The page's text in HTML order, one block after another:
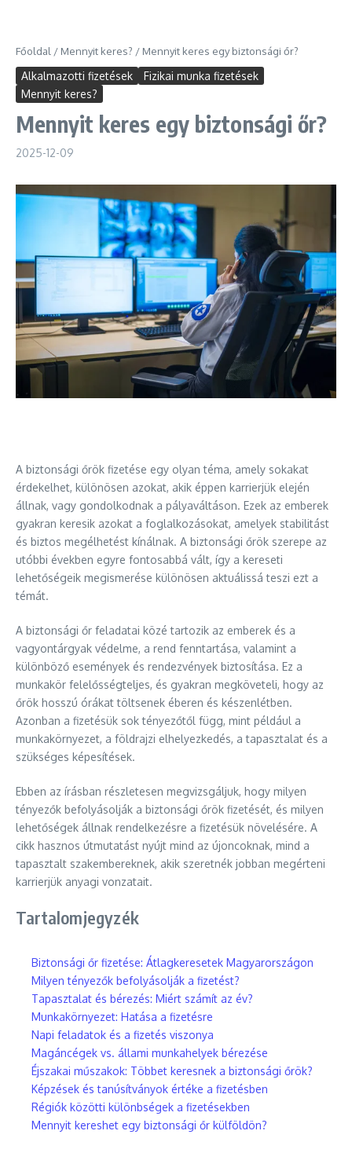
Főoldal / Mennyit keres? / Mennyit keres egy biztonsági őr?
Alkalmazotti fizetések
Fizikai munka fizetések
Mennyit keres?
Mennyit keres egy biztonsági őr?
2025-12-09
A biztonsági őrök fizetése egy olyan téma, amely sokakat
érdekelhet, különösen azokat, akik éppen karrierjük elején
állnak, vagy gondolkodnak a pályaváltáson. Ezek az emberek
gyakran keresik azokat a foglalkozásokat, amelyek stabilitást
és biztos megélhetést kínálnak. A biztonsági őrök szerepe az
utóbbi években egyre fontosabbá vált, így a kereseti
lehetőségeik megismerése különösen aktuálissá teszi ezt a
témát.
A biztonsági őr feladatai közé tartozik az emberek és a
vagyontárgyak védelme, a rend fenntartása, valamint a
különböző események és rendezvények biztosítása. Ez a
munkakör felelősségteljes, és gyakran megköveteli, hogy az
őrök hosszú órákat töltsenek éberen és készenlétben.
Azonban a fizetésük sok tényezőtől függ, mint például a
munkakörnyezet, a földrajzi elhelyezkedés, a tapasztalat és a
szükséges képesítések.
Ebben az írásban részletesen megvizsgáljuk, hogy milyen
tényezők befolyásolják a biztonsági őrök fizetését, és milyen
lehetőségek állnak rendelkezésre a fizetésük növelésére. A
cikk hasznos útmutatást nyújt mind az újoncoknak, mind a
tapasztalt szakembereknek, akik szeretnék jobban megérteni
karrierjük anyagi vonzatait.
Tartalomjegyzék
Biztonsági őr fizetése: Átlagkeresetek Magyarországon
Milyen tényezők befolyásolják a fizetést?
Tapasztalat és bérezés: Miért számít az év?
Munkakörnyezet: Hatása a fizetésre
Napi feladatok és a fizetés viszonya
Magáncégek vs. állami munkahelyek bérezése
Éjszakai műszakok: Többet keresnek a biztonsági őrök?
Képzések és tanúsítványok értéke a fizetésben
Régiók közötti különbségek a fizetésekben
Mennyit kereshet egy biztonsági őr külföldön?